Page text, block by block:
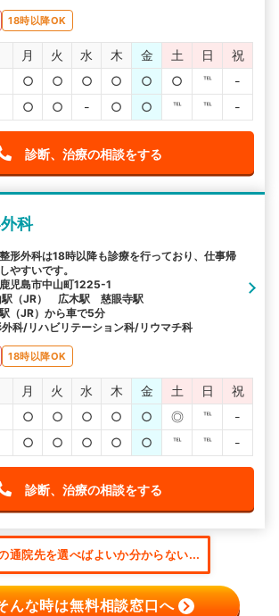
18時以降OK
月 火 水 木 金 土 日
祝
○ ○ ○ ○ ○ ○ ℡
-
○ ○ - ○ ○ ℡ ℡ -
診断、治療の相談をする
科
形外科は18時以降も診療を行っており、仕事帰
やすいです。
児島市中山町1225-1
駅（JR） 広木駅 慈眼寺駅
（JR）から車で5分
科/リハビリテーション科/リウマチ科
18時以降OK
月 火 水 木 金 土 日
祝
○ ○ ○ ○ ○ ◎ ℡
-
○ ○ ○ ○ ○ ℡ ℡ -
診断、治療の相談をする
通院先を選べばよいか分からない...
んな時は無料相談窓口へ